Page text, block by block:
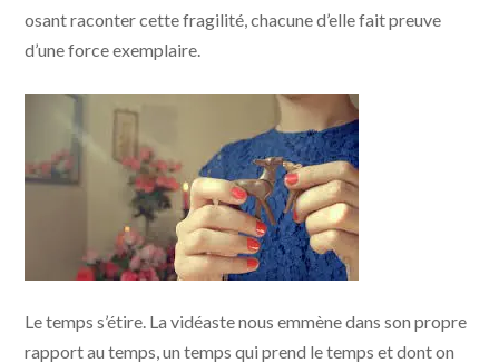
osant raconter cette fragilité, chacune d’elle fait preuve
d’une force exemplaire.
Le temps s’étire. La vidéaste nous emmène dans son propre
rapport au temps, un temps qui prend le temps et dont on